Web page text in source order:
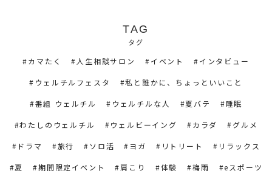
TAG
タグ
カマたく 人生相談サロン イベント インタビュー
ウェルチルフェスタ 私と誰かに、ちょっといいこと
番組 ウェルチル ウェルチルな人 夏バテ 睡眠
わたしのウェルチル ウェルビーイング カラダ グルメ
ドラマ 旅行 ソロ活 ヨガ リトリート リラックス
夏 期間限定イベント 肩こり 体験 梅雨 eスポーツ